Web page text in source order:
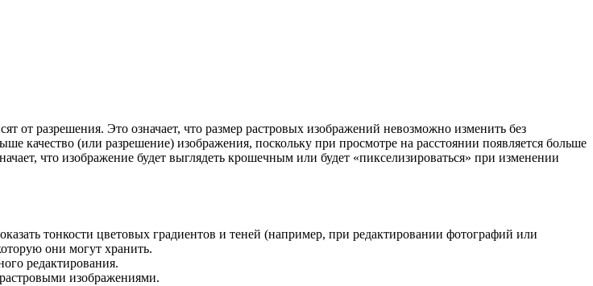
от разрешения. Это означает, что размер растровых изображений невозможно изменить без
качество (или разрешение) изображения, поскольку при просмотре на расстоянии появляется больше
что изображение будет выглядеть крошечным или будет «пикселизироваться» при изменении
тонкости цветовых градиентов и теней (например, при редактировании фотографий или
они могут хранить.
редактирования.
изображениями.